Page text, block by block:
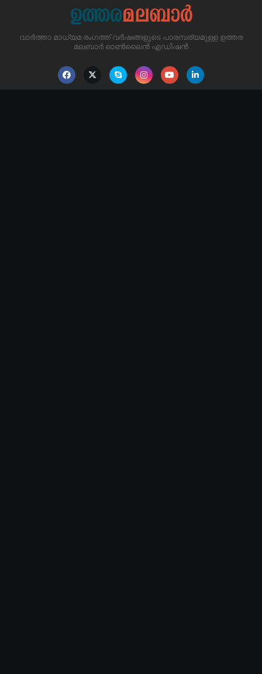
വാർത്താ മാധ്യമ രംഗത്ത് വർഷങ്ങളുടെ പാരമ്പര്യമുള്ള ഉത്തര
മലബാർ ഓൺലൈൻ എഡിഷൻ